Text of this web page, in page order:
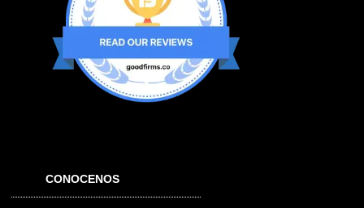
CONOCENOS